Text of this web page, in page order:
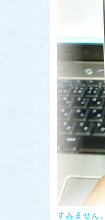
すみません